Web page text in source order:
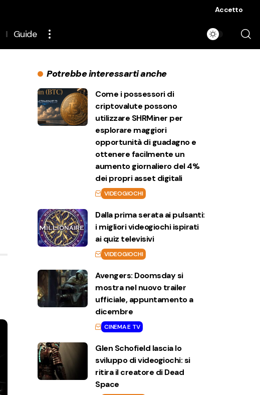
Accetto
Guide
Potrebbe interessarti anche
Come i possessori di
criptovalute possono
utilizzare SHRMiner per
esplorare maggiori
opportunità di guadagno e
ottenere facilmente un
aumento giornaliero del 4%
dei propri asset digitali
VIDEOGIOCHI
Dalla prima serata ai pulsanti:
i migliori videogiochi ispirati
ai quiz televisivi
VIDEOGIOCHI
Avengers: Doomsday si
mostra nel nuovo trailer
ufficiale, appuntamento a
dicembre
CINEMA E TV
Glen Schofield lascia lo
sviluppo di videogiochi: si
ritira il creatore di Dead
Space